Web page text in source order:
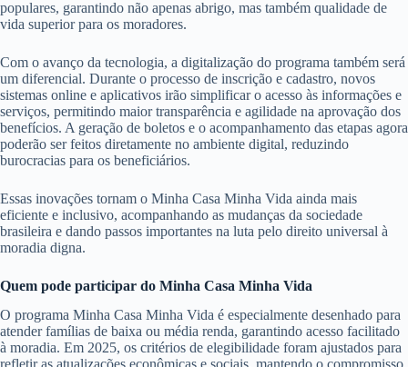
populares, garantindo não apenas abrigo, mas também qualidade de
vida superior para os moradores.
Com o avanço da tecnologia, a digitalização do programa também será
um diferencial. Durante o processo de inscrição e cadastro, novos
sistemas online e aplicativos irão simplificar o acesso às informações e
serviços, permitindo maior transparência e agilidade na aprovação dos
benefícios. A geração de boletos e o acompanhamento das etapas agora
poderão ser feitos diretamente no ambiente digital, reduzindo
burocracias para os beneficiários.
Essas inovações tornam o Minha Casa Minha Vida ainda mais
eficiente e inclusivo, acompanhando as mudanças da sociedade
brasileira e dando passos importantes na luta pelo direito universal à
moradia digna.
Quem pode participar do Minha Casa Minha Vida
O programa Minha Casa Minha Vida é especialmente desenhado para
atender famílias de baixa ou média renda, garantindo acesso facilitado
à moradia. Em 2025, os critérios de elegibilidade foram ajustados para